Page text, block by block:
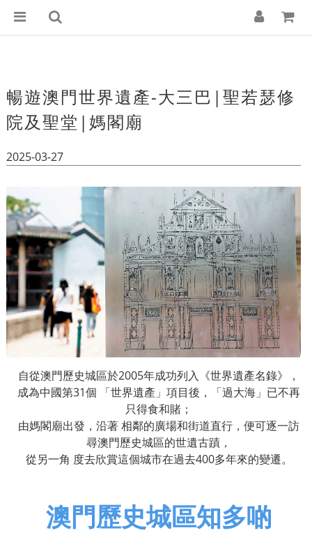
暢遊澳門世界遺產-大三巴|聖若瑟修
院及聖堂|媽閣廟
2025-03-27
自從澳門歷史城區於2005年成功列入《世界遺產名錄》，
成為中國第31個
「世界遺產」項目後，「過大海」已不再
只得食和賭；
由媽閣廟出發，沿著相鄰的廣場和街道直行，便可逐一訪
尋澳門歷史城區的世遺古蹟，
從另一角 度去欣賞這個城市在過去400多年來的變遷。
澳門歷史城區知多啲